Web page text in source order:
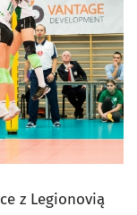
z Legionovią